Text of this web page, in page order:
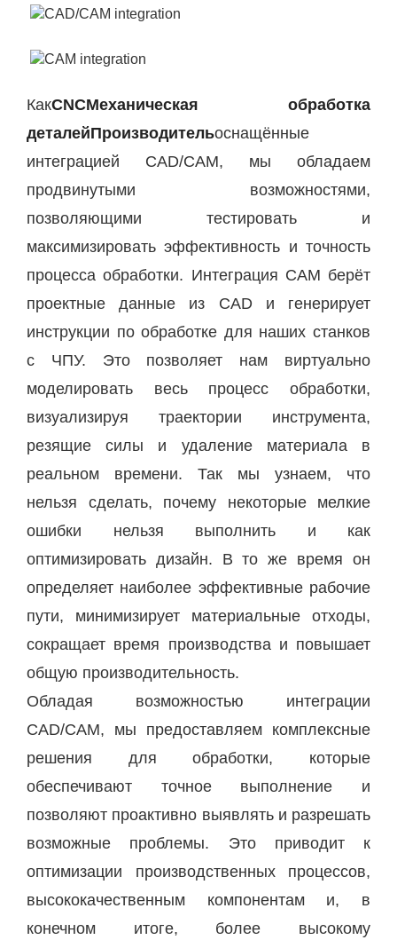
КакCNCМеханическая обработка
деталейПроизводительоснащённые
интеграцией CAD/CAM, мы обладаем
продвинутыми возможностями,
позволяющими тестировать и
максимизировать эффективность и точность
процесса обработки. Интеграция CAM берёт
проектные данные из CAD и генерирует
инструкции по обработке для наших станков
с ЧПУ. Это позволяет нам виртуально
моделировать весь процесс обработки,
визуализируя траектории инструмента,
резящие силы и удаление материала в
реальном времени. Так мы узнаем, что
нельзя сделать, почему некоторые мелкие
ошибки нельзя выполнить и как
оптимизировать дизайн. В то же время он
определяет наиболее эффективные рабочие
пути, минимизирует материальные отходы,
сокращает время производства и повышает
общую производительность.
Обладая возможностью интеграции
CAD/CAM, мы предоставляем комплексные
решения для обработки, которые
обеспечивают точное выполнение и
позволяют проактивно выявлять и разрешать
возможные проблемы. Это приводит к
оптимизации производственных процессов,
высококачественным компонентам и, в
конечном итоге, более высокому